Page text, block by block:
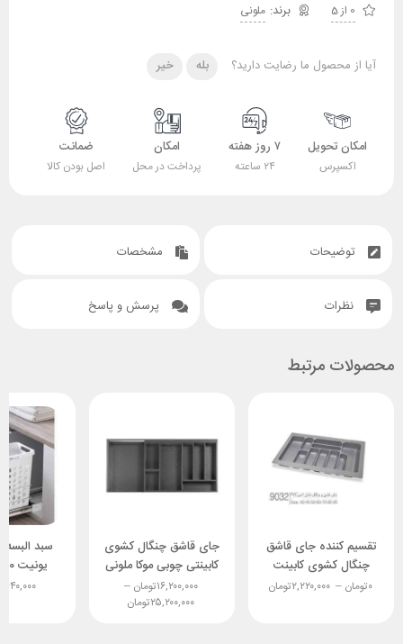
0 از 5 ملونی
آیا از محصول ما رضایت دارید؟ بله خیر
امکان تحویل
اکسپرس
۷ روز هفته
۲۴ ساعته
امکان
پرداخت در محل
ضمانت
اصل بودن کالا
توضیحات مشخصات
نظرات پرسش و پاسخ
محصولات مرتبط
تقسیم کننده جای قاشق
چنگال کشوی کابینت
pvc ملونی
۰تومان – ۲,۲۲۰,۰۰۰تومان
جای قاشق چنگال کشوی
کابینتی چوبی موکا ملونی
۱۶,۲۰۰,۰۰۰تومان –
۲۵,۲۰۰,۰۰۰تومان
سبد